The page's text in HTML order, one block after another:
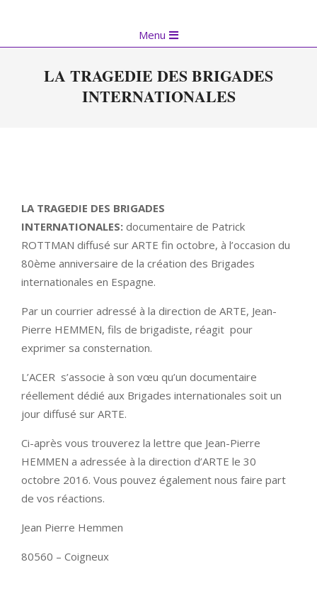
content
Navigation
Menu
LA TRAGEDIE DES BRIGADES
INTERNATIONALES
LA TRAGEDIE DES BRIGADES
INTERNATIONALES: documentaire de Patrick
ROTTMAN diffusé sur ARTE fin octobre, à l’occasion du
80ème anniversaire de la création des Brigades
internationales en Espagne.
Par un courrier adressé à la direction de ARTE, Jean-
Pierre HEMMEN, fils de brigadiste, réagit pour
exprimer sa consternation.
L’ACER s’associe à son vœu qu’un documentaire
réellement dédié aux Brigades internationales soit un
jour diffusé sur ARTE.
Ci-après vous trouverez la lettre que Jean-Pierre
HEMMEN a adressée à la direction d’ARTE le 30
octobre 2016. Vous pouvez également nous faire part
de vos réactions.
Jean Pierre Hemmen
80560 – Coigneux